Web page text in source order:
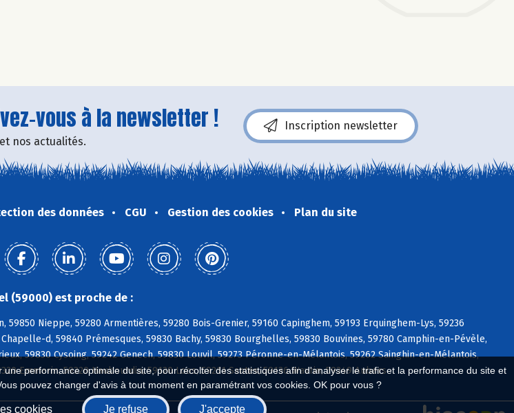
performance optimale du site, pour récolter des statistiques afin d'analyser le trafic et la performance du site et
pouvez changer d'avis à tout moment en paramétrant vos cookies. OK pour vous ?
cookies Je refuse J'accepte
vous à la newsletter !
nos actualités.
Inscription newsletter
des données CGU Gestion des cookies Plan du site
(59000) est proche de :
59850 Nieppe, 59280 Armentières, 59280 Bois-Grenier, 59160 Capinghem, 59193 Erquinghem-Lys, 59236
d, 59840 Prémesques, 59830 Bachy, 59830 Bourghelles, 59830 Bouvines, 59780 Camphin-en-Pévèle,
59830 Cysoing, 59242 Genech, 59830 Louvil, 59273 Péronne-en-Mélantois, 59262 Sainghin-en-Mélantois,
Emmerin, 59320 Haubourdin, 59120 Loos, 59211 Santes, 59136 Wavrin, 59249 Aubers